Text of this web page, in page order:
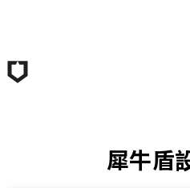
犀牛盾